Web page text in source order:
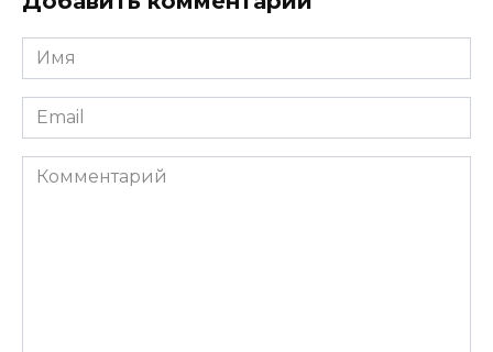
Имя
*
Email
*
Комментарий